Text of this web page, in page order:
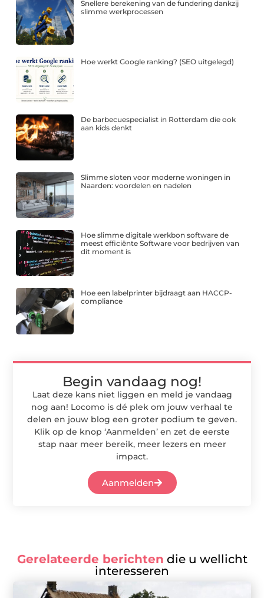
Snellere berekening van de fundering dankzij
slimme werkprocessen
Hoe werkt Google ranking? (SEO uitgelegd)
De barbecuespecialist in Rotterdam die ook
aan kids denkt
Slimme sloten voor moderne woningen in
Naarden: voordelen en nadelen
Hoe slimme digitale werkbon software de
meest efficiënte Software voor bedrijven van
dit moment is
Hoe een labelprinter bijdraagt aan HACCP-
compliance
Begin vandaag nog!
Laat deze kans niet liggen en meld je vandaag
nog aan! Locomo is dé plek om jouw verhaal te
delen en jouw blog een groter podium te geven.
Klik op de knop ‘Aanmelden’ en zet de eerste
stap naar meer bereik, meer lezers en meer
impact.
Aanmelden
Gerelateerde berichten die u wellicht
interesseren